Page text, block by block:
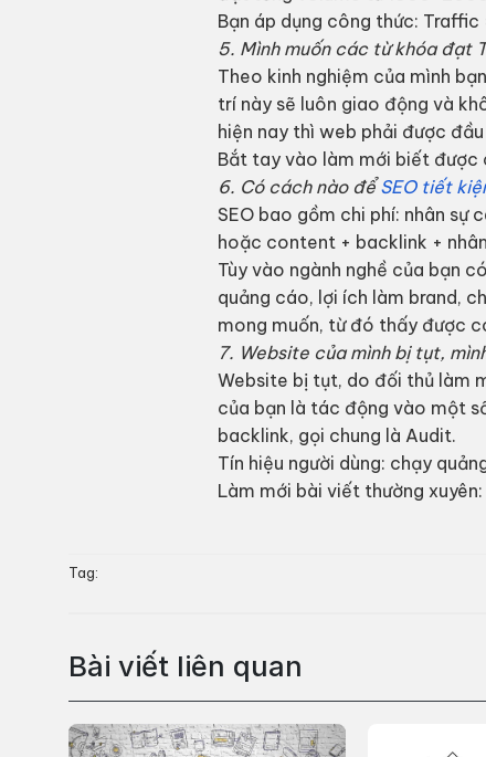
Bạn áp dụng công thức: Traffic
5. Mình muốn các từ khóa đạt
Theo kinh nghiệm của mình
trí này sẽ luôn giao động và
hiện nay thì web phải được
Bắt tay vào làm mới biết được
6. Có cách nào đểSEO tiết
SEO bao gồm chi phí: nhân
hoặc content + backlink +
Tùy vào ngành nghề của bạn
quảng cáo, lợi ích làm brand,
mong muốn, từ đó thấy được
7. Website của mình bị tụt,
Website bị tụt, do đối thủ làm
của bạn là tác động vào một
backlink, gọi chung là Audit.
Tín hiệu người dùng: chạy
Làm mới bài viết thường
Tag:
Bài viết liên quan